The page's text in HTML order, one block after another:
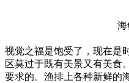
海
视觉之福是饱受了，现在是
区莫过于既有美景又有美食
要求的。渔排上各种新鲜的